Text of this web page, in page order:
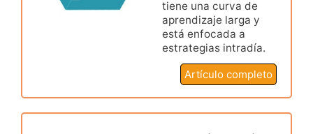
tiene una curva de
aprendizaje larga y
está enfocada a
estrategias intradía.
Artículo completo